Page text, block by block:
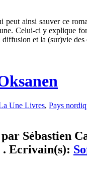
peut ainsi sauver ce
Celui-ci y explique
diffusion et la (sur)vie
Une Livres, Pays
Sébastien
. Ecrivain(s):